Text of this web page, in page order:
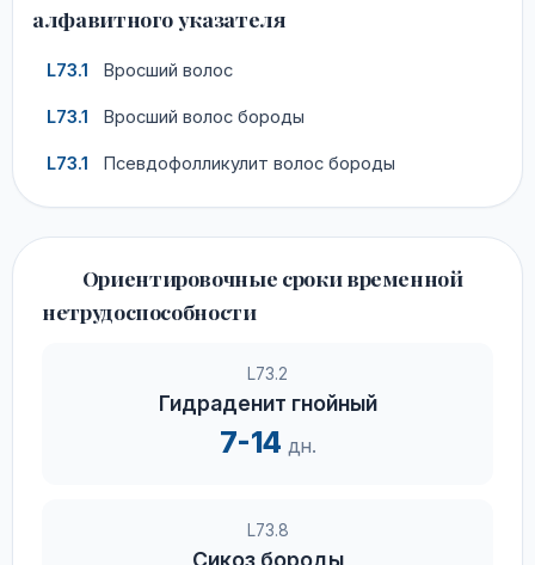
алфавитного указателя
L73.1 Вросший волос
L73.1 Вросший волос бороды
L73.1 Псевдофолликулит волос бороды
Ориентировочные сроки временной
нетрудоспособности
L73.2
Гидраденит гнойный
7-14 дн.
L73.8
Сикоз бороды